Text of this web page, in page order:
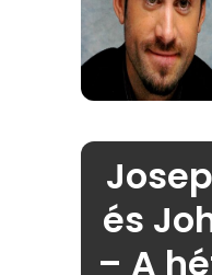
és
– A